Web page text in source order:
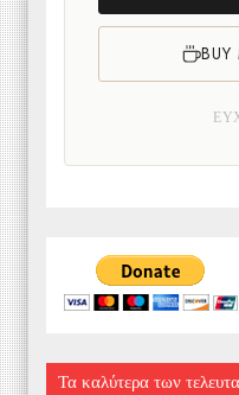
BUY
Τα καλύτερα των